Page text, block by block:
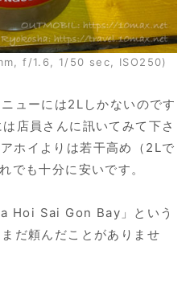
f/1.6, 1/50 sec, ISO250)
ューには2Lしかないのです
店員さんに訊いてみて下さ
ホイよりは若干高め（2Lで
でも十分に安いです。
Hoi Sai Gon Bay」という
だ頼んだことがありませ